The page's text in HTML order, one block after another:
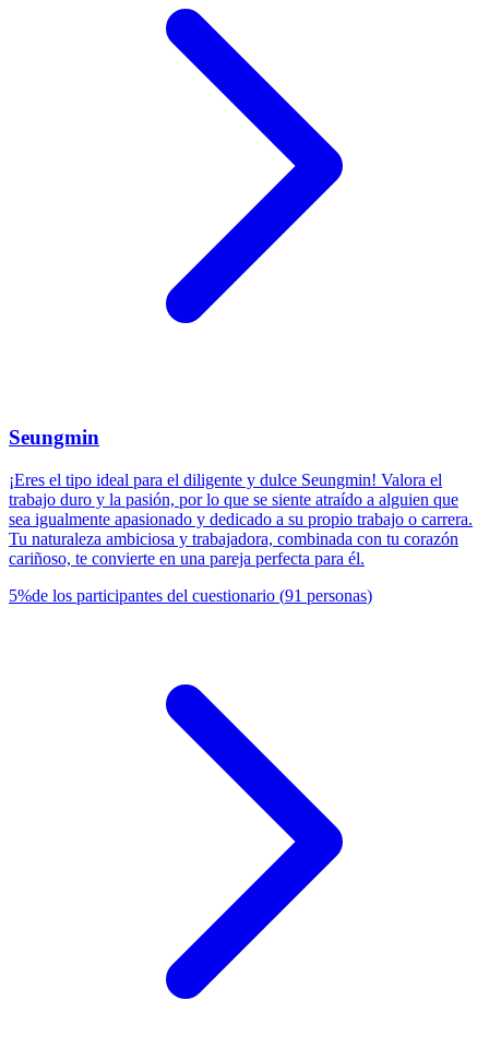
Seungmin
¡Eres el tipo ideal para el diligente y dulce Seungmin! Valora el
trabajo duro y la pasión, por lo que se siente atraído a alguien que
sea igualmente apasionado y dedicado a su propio trabajo o carrera.
Tu naturaleza ambiciosa y trabajadora, combinada con tu corazón
cariñoso, te convierte en una pareja perfecta para él.
5%de los participantes del cuestionario (91 personas)